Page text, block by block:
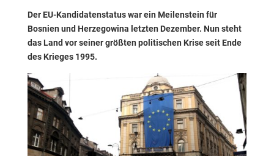
Der EU-Kandidatenstatus war ein Meilenstein für
Bosnien und Herzegowina letzten Dezember. Nun steht
das Land vor seiner größten politischen Krise seit Ende
des Krieges 1995.